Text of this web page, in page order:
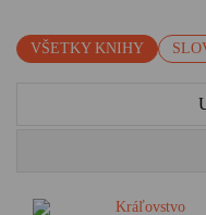
VŠETKY KNIHY